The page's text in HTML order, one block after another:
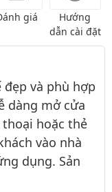
giá
Hướng
dẫn cài đặt
đẹp và phù hợp
dàng mở cửa
hoặc thẻ
vào nhà
dụng. Sản